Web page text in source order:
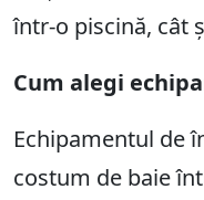
într-o piscină, cât
Cum alegi
Echipamentul de
costum de baie